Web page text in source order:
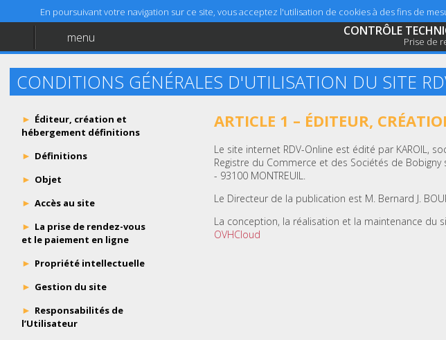
En poursuivant votre navigation sur ce site, vous acceptez l'utilisation de cookies à des fins de
Aide
menu CONTRÔLE
Prise de
CONDITIONS GÉNÉRALES D'UTILISATION DU SITE
Éditeur, création et
hébergement définitions
Définitions
Objet
Accès au site
La prise de rendez-vous
et le paiement en ligne
Propriété intellectuelle
Gestion du site
Responsabilités de
l’Utilisateur
ARTICLE 1 – ÉDITEUR,
Le site internet RDV-Online est édité par KAROIL,
Registre du Commerce et des Sociétés de
- 93100 MONTREUIL.
Le Directeur de la publication est M. Bernard J.
La conception, la réalisation et la maintenance du
OVHCloud